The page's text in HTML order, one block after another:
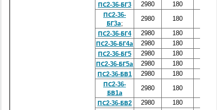
ПС2-36-БГ3
2980 180
ПС2-36-
БГ3а;
2980 180
ПС2-36-БГ4 2980 180
ПС2-36-БГ4а
2980 180
ПС2-36-БГ5
2980 180
ПС2-36-БГ5а
2980 180
ПС2-36-БВ1
2980 180
ПС2-36-
БВ1а
2980 180
ПС2-36-БВ2 2980 180